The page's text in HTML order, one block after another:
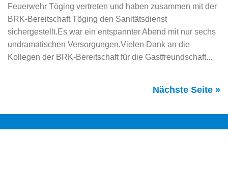
Feuerwehr Töging vertreten und haben zusammen mit der
BRK-Bereitschaft Töging den Sanitätsdienst
sichergestellt.Es war ein entspannter Abend mit nur sechs
undramatischen Versorgungen.Vielen Dank an die
Kollegen der BRK-Bereitschaft für die Gastfreundschaft...
Nächste Seite »